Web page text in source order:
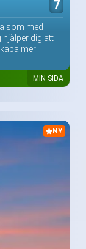
7
som med
dig att
mer
MIN SIDA
NY